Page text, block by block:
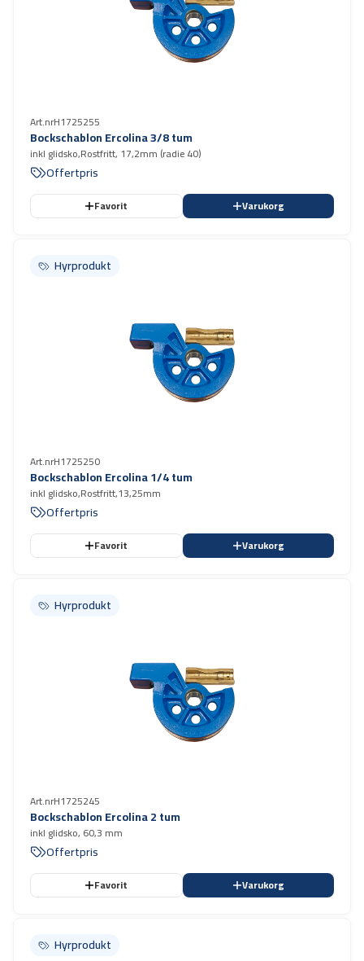
Art.nrH1725255
Bockschablon Ercolina 3/8 tum
inkl glidsko,Rostfritt, 17,2mm (radie 40)
Offertpris
Favorit Varukorg
Hyrprodukt
Hyrprodukt
Art.nrH1725250
Bockschablon Ercolina 1/4 tum
inkl glidsko,Rostfritt,13,25mm
Offertpris
Favorit Varukorg
Hyrprodukt
Hyrprodukt
Art.nrH1725245
Bockschablon Ercolina 2 tum
inkl glidsko, 60,3 mm
Offertpris
Favorit Varukorg
Hyrprodukt
Hyrprodukt